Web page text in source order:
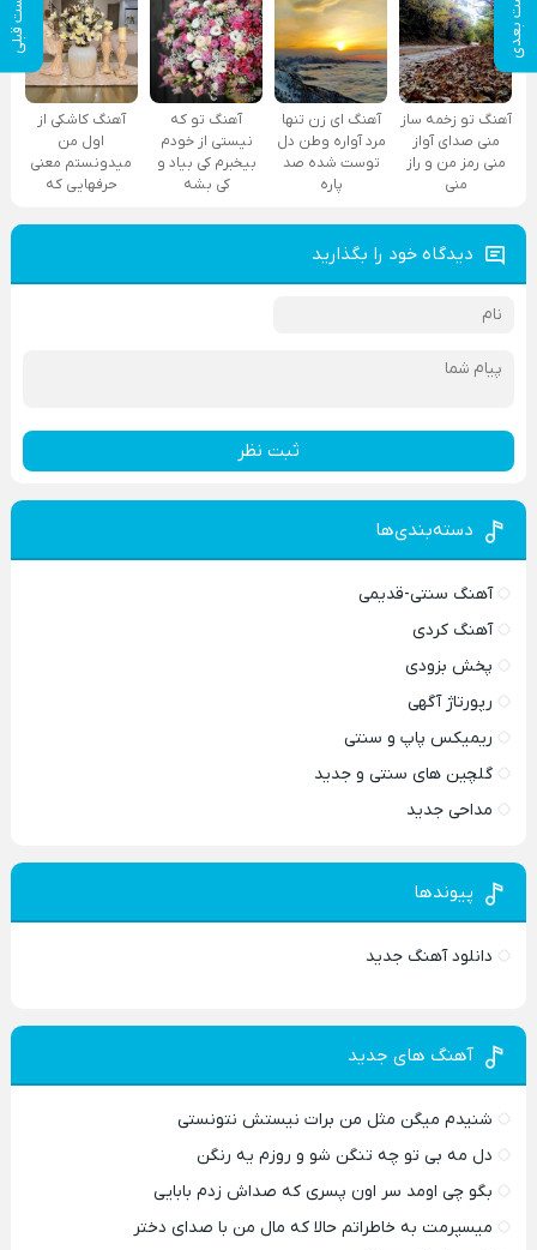
پست بعدی پست قبلی
آهنگ تو زخمه ساز
منی صدای آواز
منی رمز من و راز
منی
آهنگ ای زن تنها
مرد آواره وطن دل
توست شده صد
پاره
آهنگ تو که
نیستی از خودم
بیخبرم کی بیاد و
کی بشه
آهنگ کاشکی از
اول من
میدونستم معنی
حرفهایی که
دیدگاه خود را بگذارید
ثبت نظر
دسته‌بندی‌ها
آهنگ سنتی-قدیمی
آهنگ کردی
پخش بزودی
رپورتاژ آگهی
ریمیکس پاپ و سنتی
گلچین های سنتی و جدید
مداحی جدید
پیوندها
دانلود آهنگ جدید
آهنگ های جدید
شنیدم میگن مثل من برات نیستش نتونستی
دل مه بی تو چه تنگن شو و روزم یه رنگن
بگو چی اومد سر اون پسری که صداش زدم بابایی
میسپرمت به خاطراتم حالا که مال من با صدای دختر